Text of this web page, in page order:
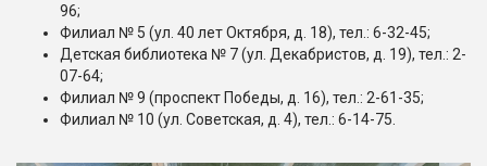
96;
Филиал № 5 (ул. 40 лет Октября, д. 18), тел.: 6-32-45;
Детская библиотека № 7 (ул. Декабристов, д. 19), тел.: 2-
07-64;
Филиал № 9 (проспект Победы, д. 16), тел.: 2-61-35;
Филиал № 10 (ул. Советская, д. 4), тел.: 6-14-75.